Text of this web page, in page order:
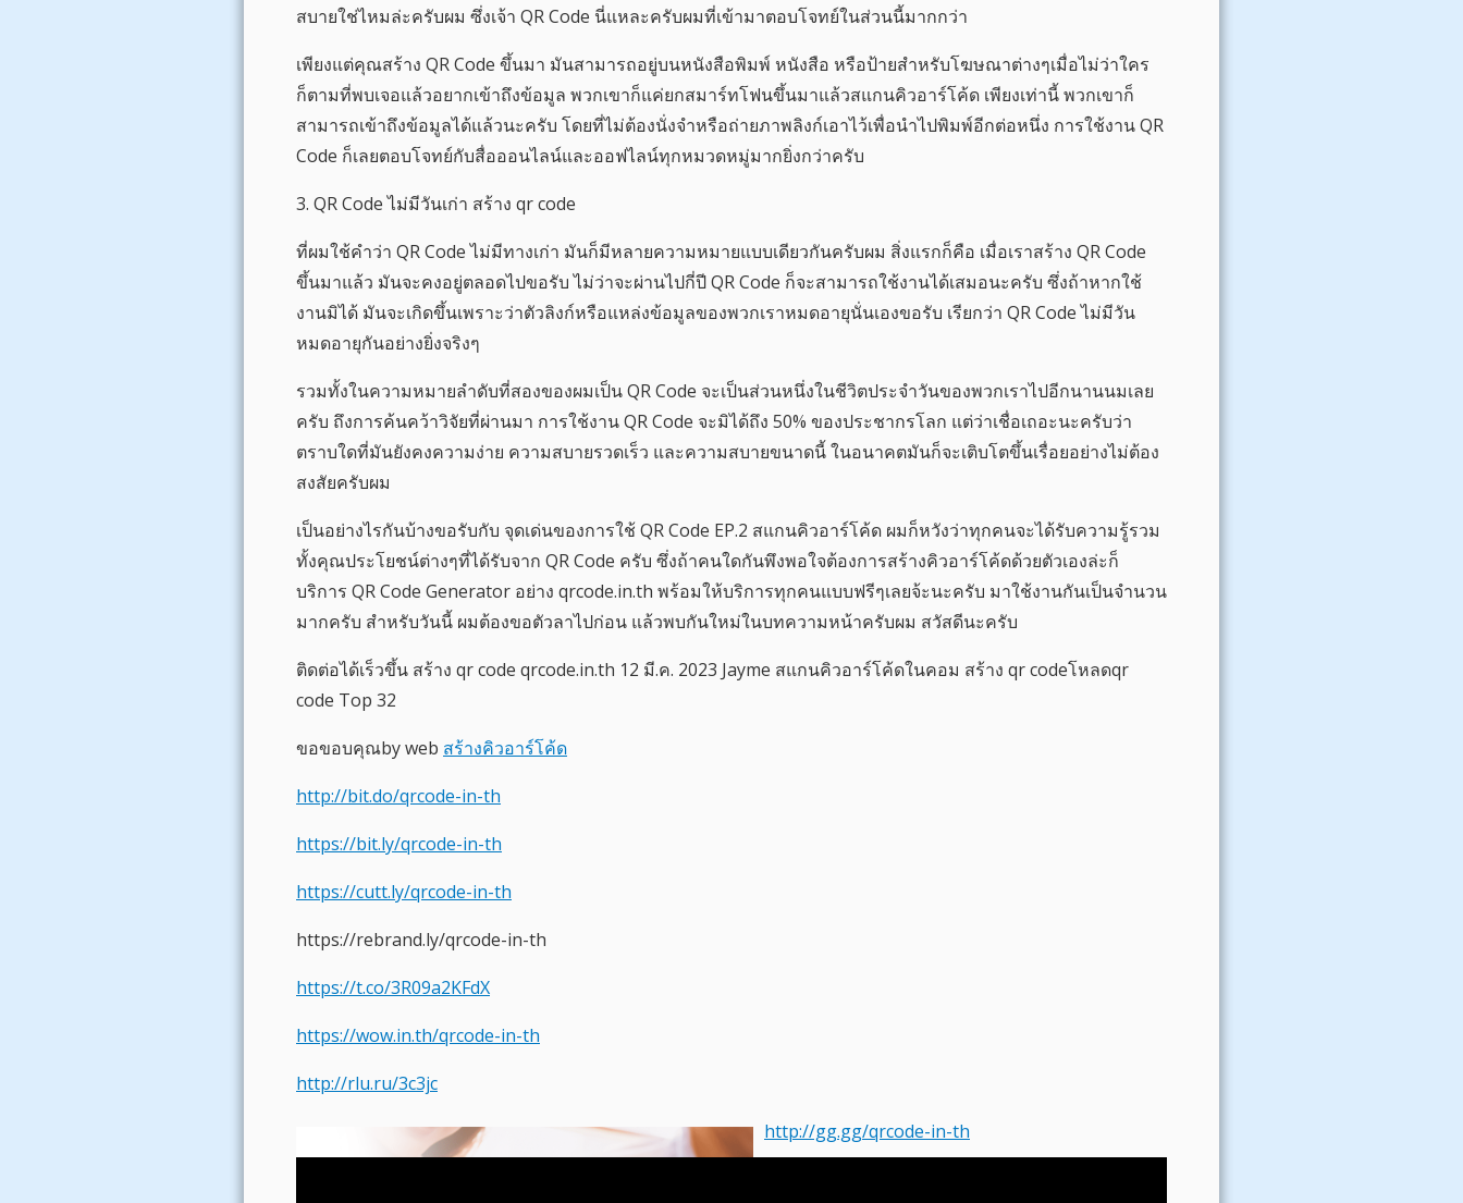
สบายใช่ไหมล่ะครับผม ซึ่งเจ้า QR Code นี่แหละครับผมที่เข้ามาตอบโจทย์ในส่วนนี้มากกว่า
เพียงแต่คุณสร้าง QR Code ขึ้นมา มันสามารถอยู่บนหนังสือพิมพ์ หนังสือ หรือป้ายสำหรับโฆษณาต่างๆเมื่อไม่ว่าใคร
ก็ตามที่พบเจอแล้วอยากเข้าถึงข้อมูล พวกเขาก็แค่ยกสมาร์ทโฟนขึ้นมาแล้วสแกนคิวอาร์โค้ด เพียงเท่านี้ พวกเขาก็
สามารถเข้าถึงข้อมูลได้แล้วนะครับ โดยที่ไม่ต้องนั่งจำหรือถ่ายภาพลิงก์เอาไว้เพื่อนำไปพิมพ์อีกต่อหนึ่ง การใช้งาน QR
Code ก็เลยตอบโจทย์กับสื่อออนไลน์และออฟไลน์ทุกหมวดหมู่มากยิ่งกว่าครับ
3. QR Code ไม่มีวันเก่า สร้าง qr code
ที่ผมใช้คำว่า QR Code ไม่มีทางเก่า มันก็มีหลายความหมายแบบเดียวกันครับผม สิ่งแรกก็คือ เมื่อเราสร้าง QR Code
ขึ้นมาแล้ว มันจะคงอยู่ตลอดไปขอรับ ไม่ว่าจะผ่านไปกี่ปี QR Code ก็จะสามารถใช้งานได้เสมอนะครับ ซึ่งถ้าหากใช้
งานมิได้ มันจะเกิดขึ้นเพราะว่าตัวลิงก์หรือแหล่งข้อมูลของพวกเราหมดอายุนั่นเองขอรับ เรียกว่า QR Code ไม่มีวัน
หมดอายุกันอย่างยิ่งจริงๆ
รวมทั้งในความหมายลำดับที่สองของผมเป็น QR Code จะเป็นส่วนหนึ่งในชีวิตประจำวันของพวกเราไปอีกนานนมเลย
ครับ ถึงการค้นคว้าวิจัยที่ผ่านมา การใช้งาน QR Code จะมิได้ถึง 50% ของประชากรโลก แต่ว่าเชื่อเถอะนะครับว่า
ตราบใดที่มันยังคงความง่าย ความสบายรวดเร็ว และความสบายขนาดนี้ ในอนาคตมันก็จะเติบโตขึ้นเรื่อยอย่างไม่ต้อง
สงสัยครับผม
เป็นอย่างไรกันบ้างขอรับกับ จุดเด่นของการใช้ QR Code EP.2 สแกนคิวอาร์โค้ด ผมก็หวังว่าทุกคนจะได้รับความรู้รวม
ทั้งคุณประโยชน์ต่างๆที่ได้รับจาก QR Code ครับ ซึ่งถ้าคนใดกันพึงพอใจต้องการสร้างคิวอาร์โค้ดด้วยตัวเองล่ะก็
บริการ QR Code Generator อย่าง qrcode.in.th พร้อมให้บริการทุกคนแบบฟรีๆเลยจ้ะนะครับ มาใช้งานกันเป็นจำนวน
มากครับ สำหรับวันนี้ ผมต้องขอตัวลาไปก่อน แล้วพบกันใหม่ในบทความหน้าครับผม สวัสดีนะครับ
ติดต่อได้เร็วขึ้น สร้าง qr code qrcode.in.th 12 มี.ค. 2023 Jayme สแกนคิวอาร์โค้ดในคอม สร้าง qr codeโหลดqr
code Top 32
ขอขอบคุณby web สร้างคิวอาร์โค้ด
http://bit.do/qrcode-in-th
https://bit.ly/qrcode-in-th
https://cutt.ly/qrcode-in-th
https://rebrand.ly/qrcode-in-th
https://t.co/3R09a2KFdX
https://wow.in.th/qrcode-in-th
http://rlu.ru/3c3jc
http://gg.gg/qrcode-in-th